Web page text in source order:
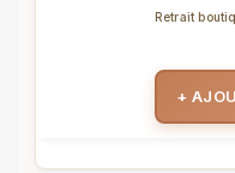
Retrait
+